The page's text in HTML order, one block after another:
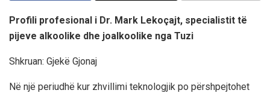
Profili profesional i Dr. Mark Lekoçajt, specialistit të
pijeve alkoolike dhe joalkoolike nga Tuzi
Shkruan: Gjekë Gjonaj
Në një periudhë kur zhvillimi teknologjik po përshpejtohet